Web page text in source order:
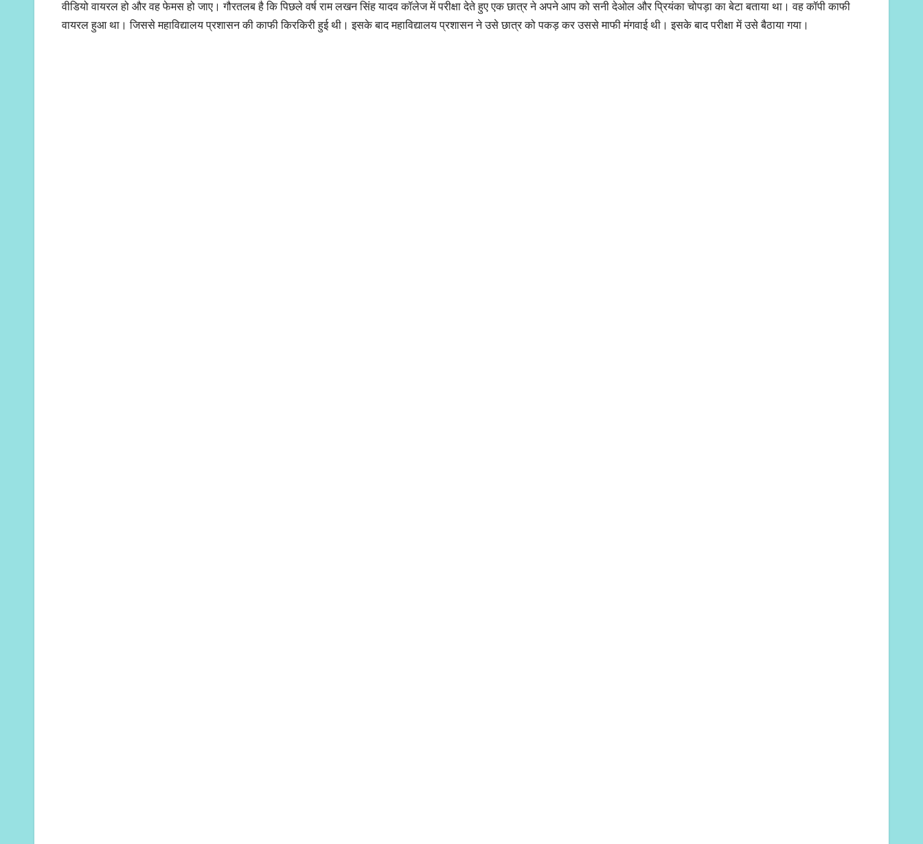
वीडियो वायरल हो और वह फेमस हो जाए। गौरतलब है कि पिछले वर्ष राम लखन सिंह यादव कॉलेज में परीक्षा देते हुए एक छात्र ने अपने आप को सनी देओल और प्रियंका चोपड़ा का बेटा बताया था। वह कॉपी काफी
वायरल हुआ था। जिससे महाविद्यालय प्रशासन की काफी किरकिरी हुई थी। इसके बाद महाविद्यालय प्रशासन ने उसे छात्र को पकड़ कर उससे माफी मंगवाई थी। इसके बाद परीक्षा में उसे बैठाया गया।